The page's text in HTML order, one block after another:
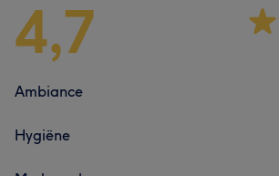
4,7
Ambiance
Hygiëne